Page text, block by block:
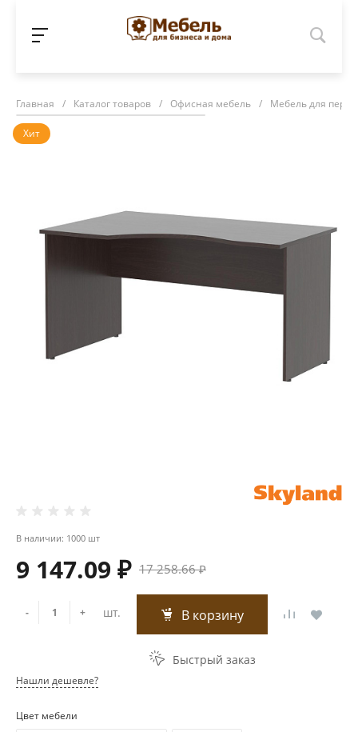
Главная / Каталог товаров / Офисная мебель / Мебель для
Хит
В наличии: 1000 шт
9 147.09 ₽ 17 258.66 ₽
- + шт. В корзину
Быстрый заказ
Нашли дешевле?
Цвет мебели